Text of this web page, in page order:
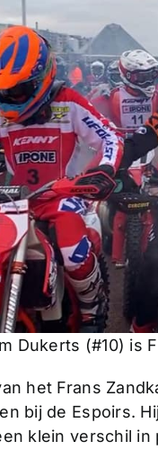
Dukerts (#10) is
het Frans
bij de Espoirs.
klein verschil in